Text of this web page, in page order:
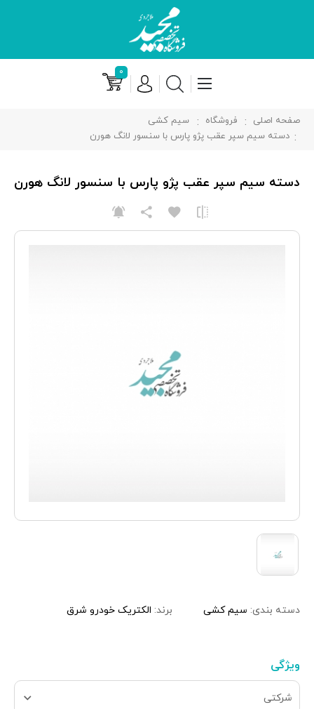
۰
صفحه اصلی فروشگاه
سیم کشی
دسته سیم سپر عقب پژو پارس با سنسور لانگ هورن
دسته بندی: سیم کشی برند: الکتریک خودرو شرق
ویژگی
شرکتی
دسته سیم سپر عقب پژو پارس با سنسور لانگ هورن